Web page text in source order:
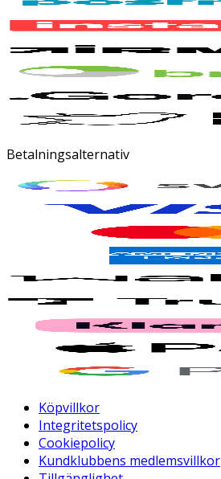
Betalningsalternativ
Köpvillkor
Integritetspolicy
Cookiepolicy
Kundklubbens medlemsvillkor